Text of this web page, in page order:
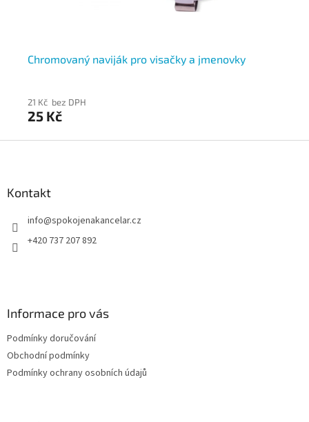
Chromovaný naviják pro visačky a jmenovky
21 Kč bez DPH
25 Kč
Kontakt
info@spokojenakancelar.cz
+420 737 207 892
Informace pro vás
Podmínky doručování
Obchodní podmínky
Podmínky ochrany osobních údajů